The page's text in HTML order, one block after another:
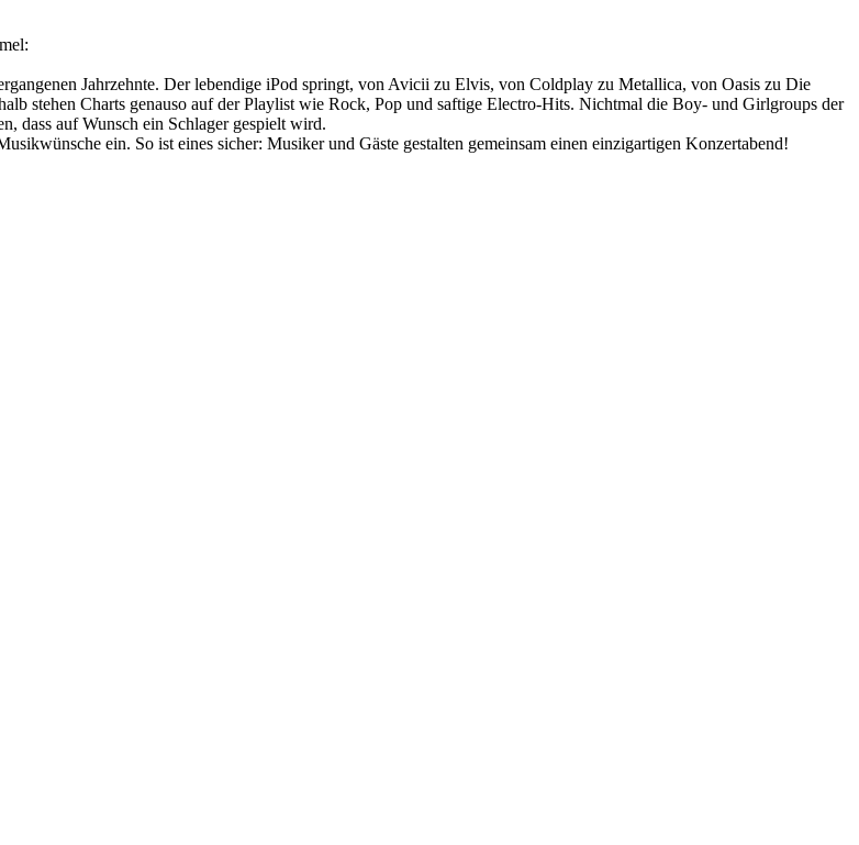
Jahrzehnte. Der lebendige iPod springt, von Avicii zu Elvis, von Coldplay zu Metallica, von Oasis zu Die
stehen Charts genauso auf der Playlist wie Rock, Pop und saftige Electro-Hits. Nichtmal die Boy- und Girlgroups der
dass auf Wunsch ein Schlager gespielt wird.
ein. So ist eines sicher: Musiker und Gäste gestalten gemeinsam einen einzigartigen Konzertabend!